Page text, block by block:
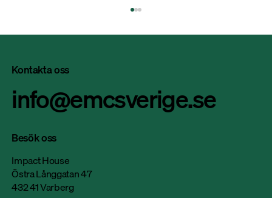
Nitator satsar på hållbar produktion: “Vi
har effektiviserat elförbrukningen med 50
procent på sex år”
Besök oss
Impact House
Östra Långgatan 47
432 41 Varberg
Kontakta oss
info@emcsverige.se